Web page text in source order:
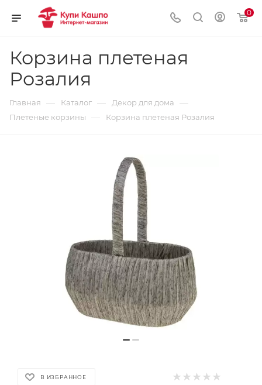
0
Корзина плетеная
Розалия
Главная — Каталог — Декор для дома —
Плетеные корзины — Корзина плетеная Розалия
В ИЗБРАННОЕ